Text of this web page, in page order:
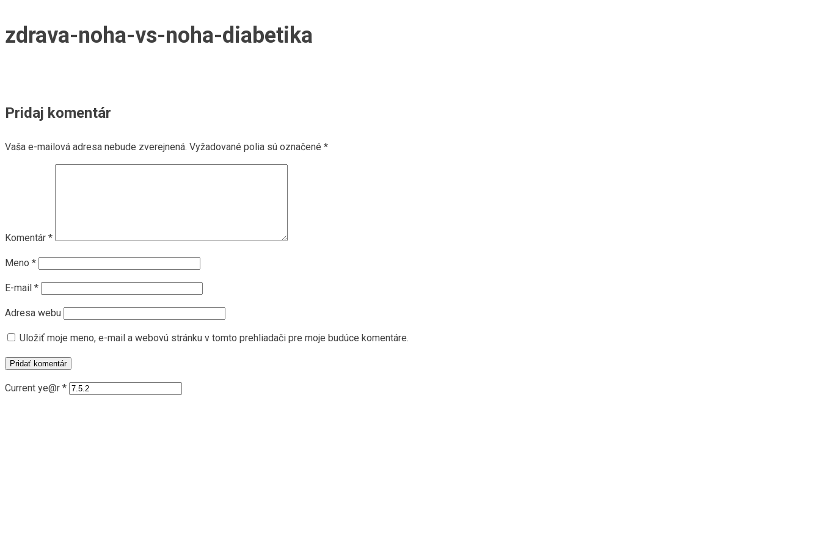
zdrava-noha-vs-noha-diabetika
Pridaj komentár
Vaša e-mailová adresa nebude zverejnená. Vyžadované polia sú označené *
Komentár *
Meno *
E-mail *
Adresa webu
Uložiť moje meno, e-mail a webovú stránku v tomto prehliadači pre moje budúce komentáre.
Current ye@r *